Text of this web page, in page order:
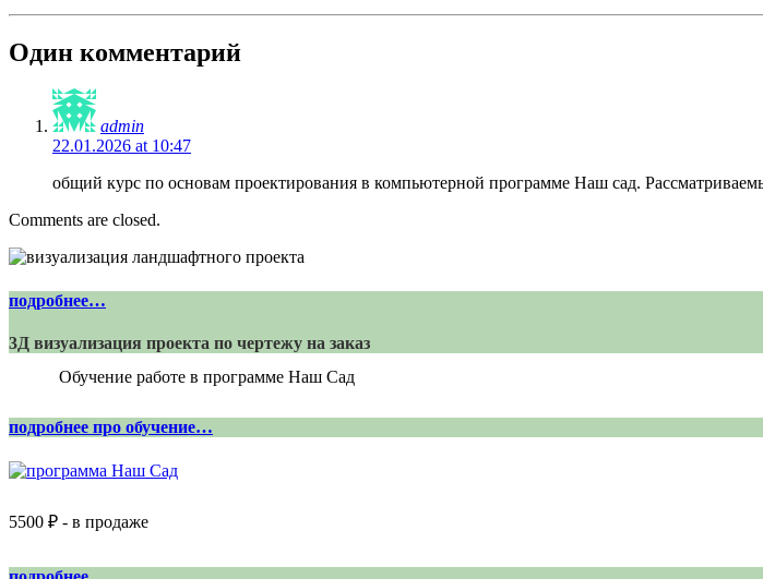
Один комментарий
admin
22.01.2026 at 10:47
общий курс по основам проектирования в компьютерной программе Наш сад.
Comments are closed.
подробнее…
3Д визуализация проекта по чертежу на заказ
Обучение работе в программе Наш Сад
подробнее про обучение…
5500 ₽ - в продаже